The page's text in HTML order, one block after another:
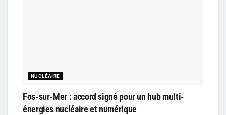
NUCLÉAIRE
Fos-sur-Mer : accord signé pour un hub multi-
énergies nucléaire et numérique